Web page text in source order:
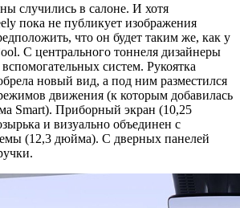
случились в салоне. И хотя
пока не публикует изображения
что он будет таким же, как у
С центрального тоннеля дизайнеры
систем. Рукоятка
новый вид, а под ним разместился
движения (к которым добавилась
Smart). Приборный экран (10,25
и визуально объединен с
(12,3 дюйма). С дверных панелей